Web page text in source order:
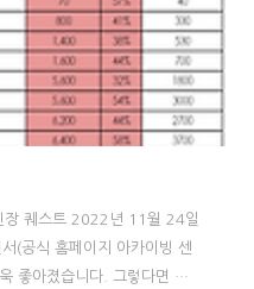
장 퀘스트 2022년 11월 24일
(공식 홈페이지 아카이빙 센
좋아졌습니다. 그렇다면 어